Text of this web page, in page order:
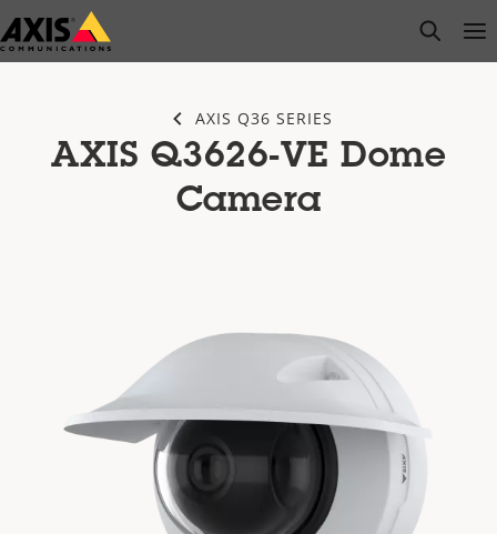
Passer
au
open
AXIS Q36 SERIES
AXIS Q3626-VE Dome
Camera